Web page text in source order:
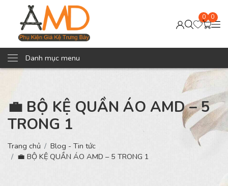
0 0
Danh mục menu
💼 BỘ KỆ QUẦN ÁO AMD – 5
TRONG 1
Trang chủ
Blog - Tin tức
💼 BỘ KỆ QUẦN ÁO AMD – 5 TRONG 1